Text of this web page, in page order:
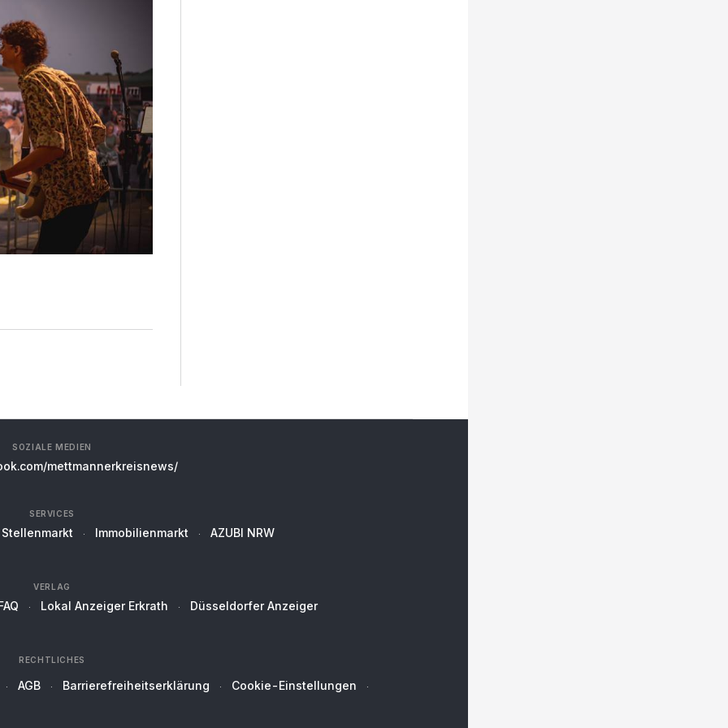
SOZIALE MEDIEN
mettmannerkreisnews/
SERVICES
Stellenmarkt Immobilienmarkt AZUBI NRW
VERLAG
Lokal Anzeiger Erkrath Düsseldorfer Anzeiger
RECHTLICHES
AGB Barrierefreiheitserklärung Cookie-Einstellungen